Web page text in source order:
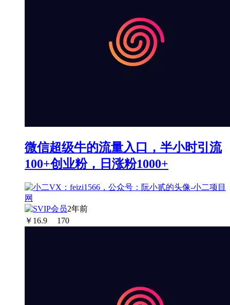
微信超级牛的流量入口，半小时引流
100+创业粉，日涨粉1000+
2年前
￥ 16.9 170